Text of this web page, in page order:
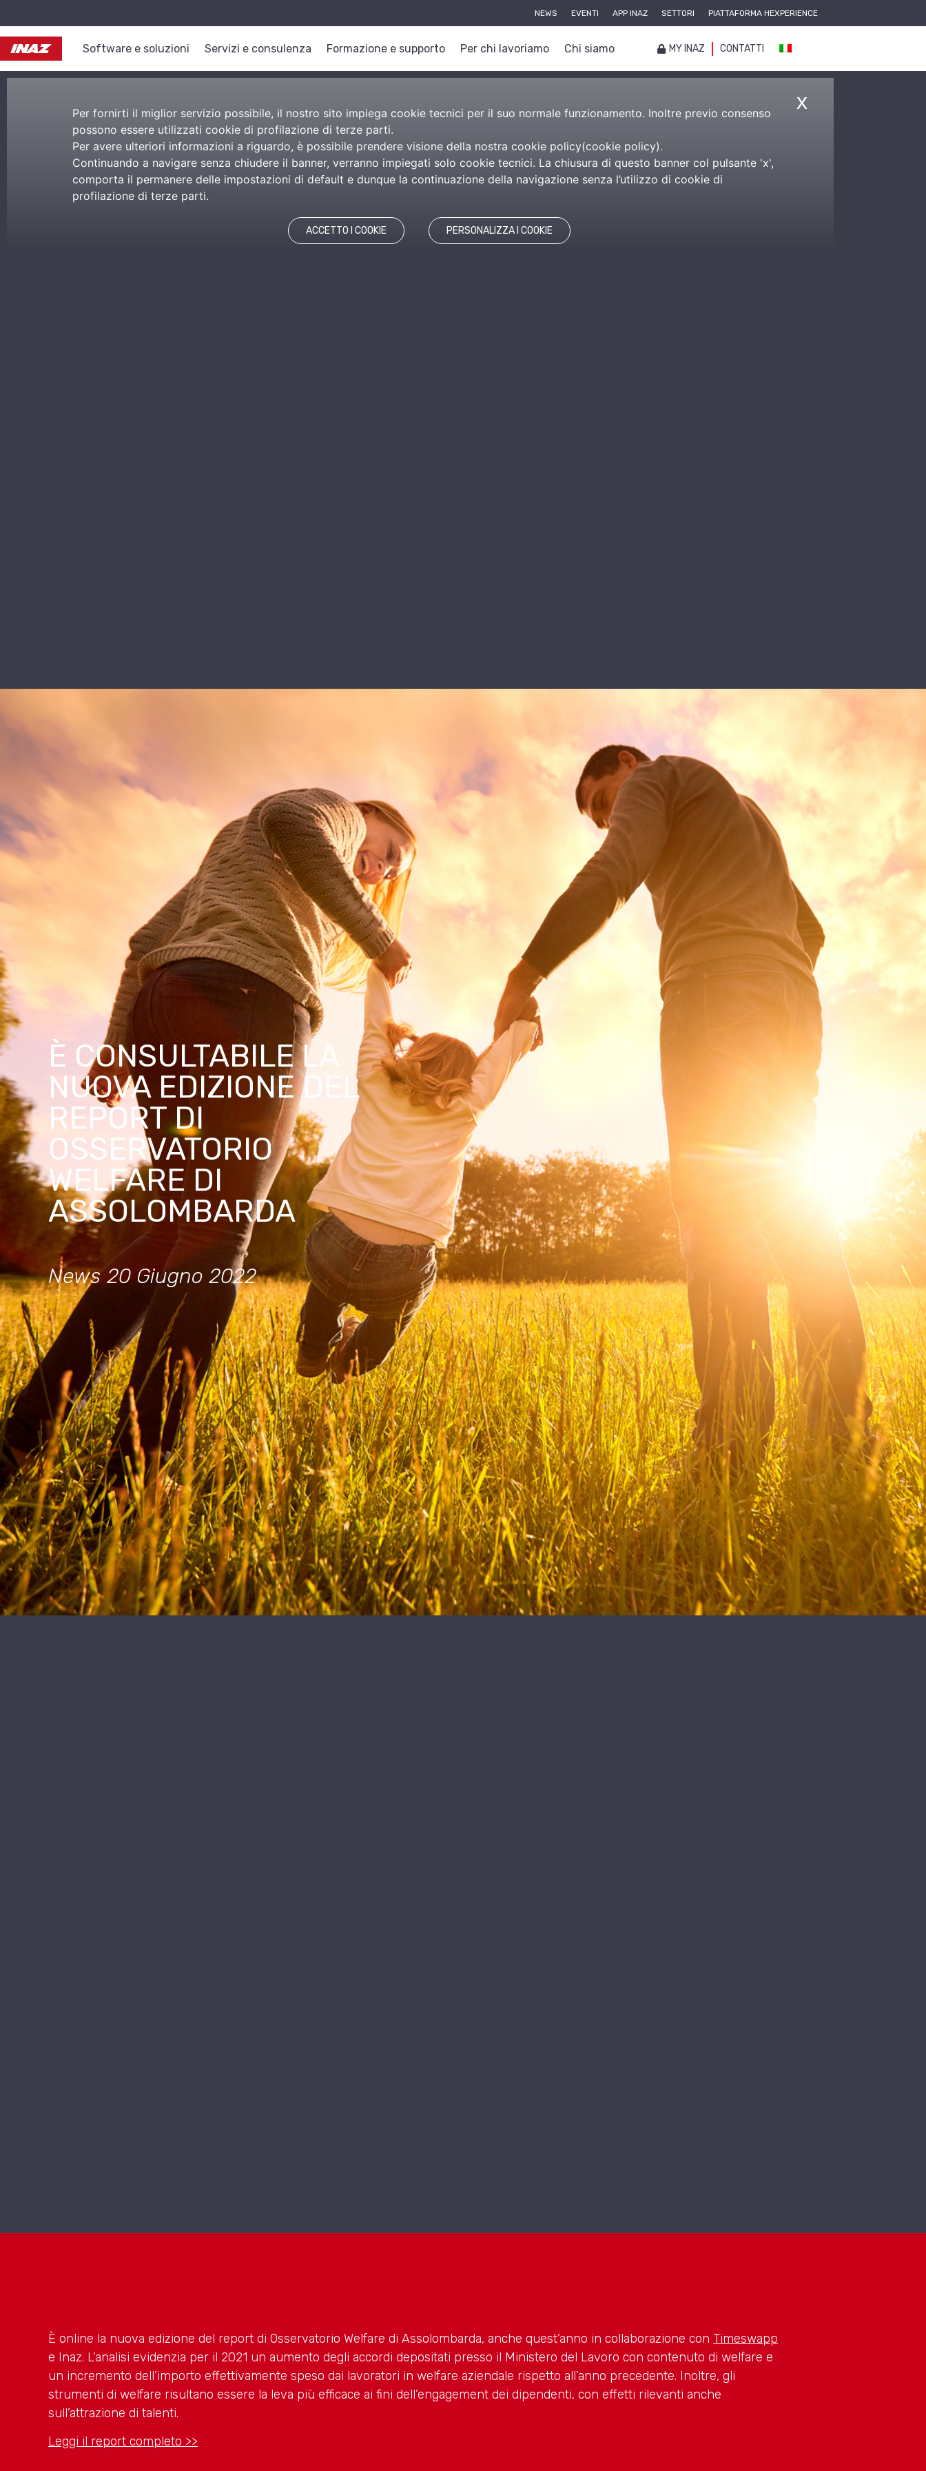
NEWS EVENTI APP INAZ SETTORI PIATTAFORMA HEXPERIENCE
Software e soluzioni Servizi e consulenza Formazione e supporto Per chi lavoriamo Chi siamo MY INAZ CONTATTI
x
Per fornirti il miglior servizio possibile, il nostro sito impiega cookie tecnici per il suo normale funzionamento. Inoltre previo consenso
possono essere utilizzati cookie di profilazione di terze parti.
Per avere ulteriori informazioni a riguardo, è possibile prendere visione della nostra cookie policy(cookie policy).
Continuando a navigare senza chiudere il banner, verranno impiegati solo cookie tecnici. La chiusura di questo banner col pulsante 'x',
comporta il permanere delle impostazioni di default e dunque la continuazione della navigazione senza l’utilizzo di cookie di
profilazione di terze parti.
ACCETTO I COOKIE PERSONALIZZA I COOKIE
È CONSULTABILE LA
NUOVA EDIZIONE DEL
REPORT DI
OSSERVATORIO
WELFARE DI
ASSOLOMBARDA
News 20 Giugno 2022
È online la nuova edizione del report di Osservatorio Welfare di Assolombarda, anche quest’anno in collaborazione con Timeswapp
e Inaz. L’analisi evidenzia per il 2021 un aumento degli accordi depositati presso il Ministero del Lavoro con contenuto di welfare e
un incremento dell’importo effettivamente speso dai lavoratori in welfare aziendale rispetto all’anno precedente. Inoltre, gli
strumenti di welfare risultano essere la leva più efficace ai fini dell’engagement dei dipendenti, con effetti rilevanti anche
sull’attrazione di talenti.
Leggi il report completo >>